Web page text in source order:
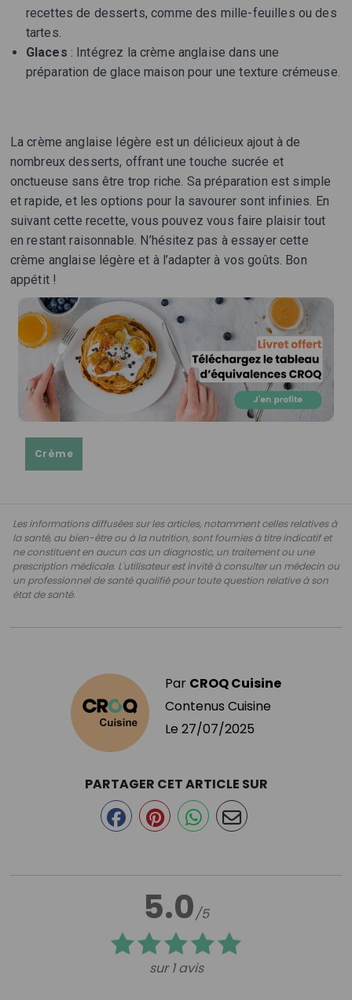
recettes de desserts, comme des mille-feuilles ou des
tartes.
Glaces : Intégrez la crème anglaise dans une
préparation de glace maison pour une texture crémeuse.
La crème anglaise légère est un délicieux ajout à de
nombreux desserts, offrant une touche sucrée et
onctueuse sans être trop riche. Sa préparation est simple
et rapide, et les options pour la savourer sont infinies. En
suivant cette recette, vous pouvez vous faire plaisir tout
en restant raisonnable. N’hésitez pas à essayer cette
crème anglaise légère et à l’adapter à vos goûts. Bon
appétit !
Crème
Les informations diffusées sur les articles, notamment celles relatives à
la santé, au bien-être ou à la nutrition, sont fournies à titre indicatif et
ne constituent en aucun cas un diagnostic, un traitement ou une
prescription médicale. L'utilisateur est invité à consulter un médecin ou
un professionnel de santé qualifié pour toute question relative à son
état de santé.
Par CROQ Cuisine
Contenus Cuisine
Le 27/07/2025
5.0/5
sur 1 avis
PARTAGER CET ARTICLE SUR